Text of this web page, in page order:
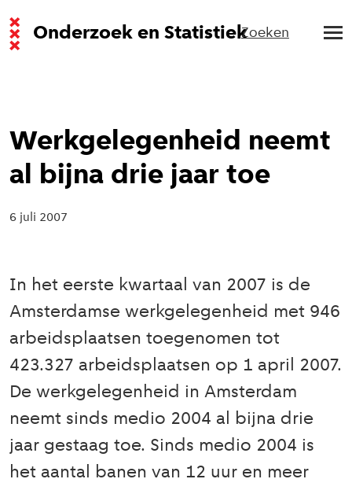
Onderzoek en StatistiekZoeken
Werkgelegenheid neemt
al bijna drie jaar toe
6 juli 2007
In het eerste kwartaal van 2007 is de
Amsterdamse werkgelegenheid met 946
arbeidsplaatsen toegenomen tot
423.327 arbeidsplaatsen op 1 april 2007.
De werkgelegenheid in Amsterdam
neemt sinds medio 2004 al bijna drie
jaar gestaag toe. Sinds medio 2004 is
het aantal banen van 12 uur en meer